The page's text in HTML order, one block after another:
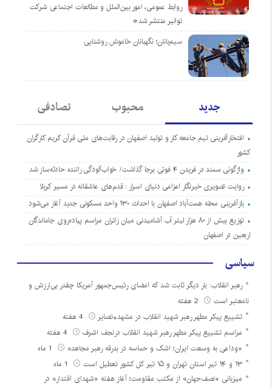
روابط عمومی، امور بین‌الملل و مطالعات اجتماعی شرکت
توانیر منتشر شد*
سیم‌بانان؛ نگهبانان خاموش روشنایی
جدید محبوب تصادفی
افتخارآفرینی تیم جامعه کار و تولید اصفهان در رقابت‌های ملی قرآن کریم کارگران
کشور
واژگونی سمند در فریدن ۴ فوتی برجا گذاشت/ خواب‌آلودگی راننده حادثه‌ساز شد
روایت تصویری خبرنگار اعزامی دنیای اسرار : قدم‌های عاشقانه در مسیر کربلا
بازآفرینی محله همت‌آباد اصفهان با احداث ۱۳۰ واحد مسکونی جدید آغاز می‌شود
توزیع بیش از ۸۰ هزار لیتر آب آشامیدنی میان زائران مراسم پیاده‌روی جاماندگان
اربعین در اصفهان
سیاسی
رهبر انقلاب: بار دیگر ثابت شد که امضای رئیس‌جمهور آمریکا چقدر بی‌ارزش و
نامعتبر است
تشییع پیکر مطهر رهبر شهید انقلاب در مشهد+تصایر
مراسم تشییع پیکر مطهر رهبر شهید انقلاب درنجف اشرف
«وداعی به وسعت ایران؛ اشک و حماسه در بدرقه رهبر مجاهد»
۱۳ و ۱۴ تیر استان تهران و ۱۵ تیر کل کشور تعطیل است
میزبانی «نصف‌جهان» از مکتب مقاومت؛ آغاز هفته «شهدای اقتدار» در